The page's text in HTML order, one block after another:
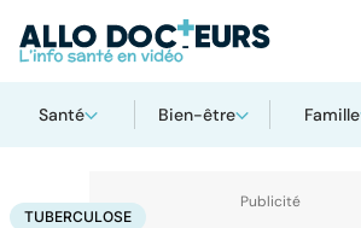
Santé Bien-être Famille
AccueilSantéMaladies Maladies infectieuses
TUBERCULOSE